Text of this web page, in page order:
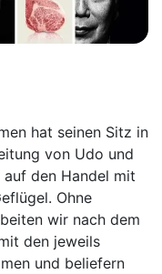
hat seinen Sitz in
von Udo und
den Handel mit
Ohne
wir nach dem
den jeweils
und beliefern